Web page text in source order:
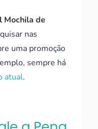
Mochila de
nas
uma promoção
sempre há
atual.